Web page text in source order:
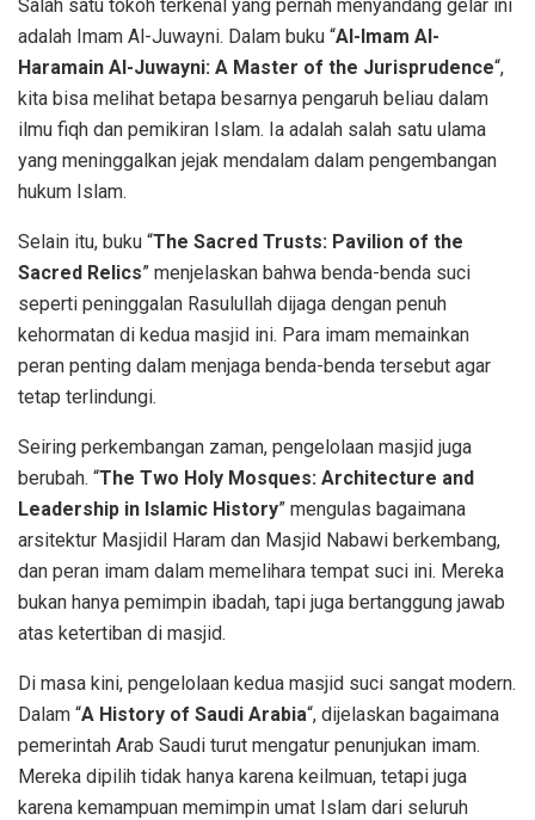
Salah satu tokoh terkenal yang pernah menyandang gelar ini
adalah Imam Al-Juwayni. Dalam buku “Al-Imam Al-
Haramain Al-Juwayni: A Master of the Jurisprudence“,
kita bisa melihat betapa besarnya pengaruh beliau dalam
ilmu fiqh dan pemikiran Islam. Ia adalah salah satu ulama
yang meninggalkan jejak mendalam dalam pengembangan
hukum Islam.
Selain itu, buku “The Sacred Trusts: Pavilion of the
Sacred Relics” menjelaskan bahwa benda-benda suci
seperti peninggalan Rasulullah dijaga dengan penuh
kehormatan di kedua masjid ini. Para imam memainkan
peran penting dalam menjaga benda-benda tersebut agar
tetap terlindungi.
Seiring perkembangan zaman, pengelolaan masjid juga
berubah. “The Two Holy Mosques: Architecture and
Leadership in Islamic History” mengulas bagaimana
arsitektur Masjidil Haram dan Masjid Nabawi berkembang,
dan peran imam dalam memelihara tempat suci ini. Mereka
bukan hanya pemimpin ibadah, tapi juga bertanggung jawab
atas ketertiban di masjid.
Di masa kini, pengelolaan kedua masjid suci sangat modern.
Dalam “A History of Saudi Arabia“, dijelaskan bagaimana
pemerintah Arab Saudi turut mengatur penunjukan imam.
Mereka dipilih tidak hanya karena keilmuan, tetapi juga
karena kemampuan memimpin umat Islam dari seluruh